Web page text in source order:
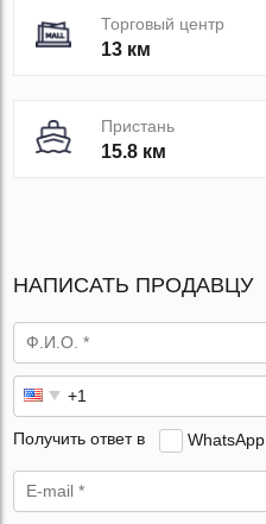
Торговый центр
13 км
Пристань
15.8 км
НАПИСАТЬ ПРОДАВЦУ
Получить ответ в WhatsApp